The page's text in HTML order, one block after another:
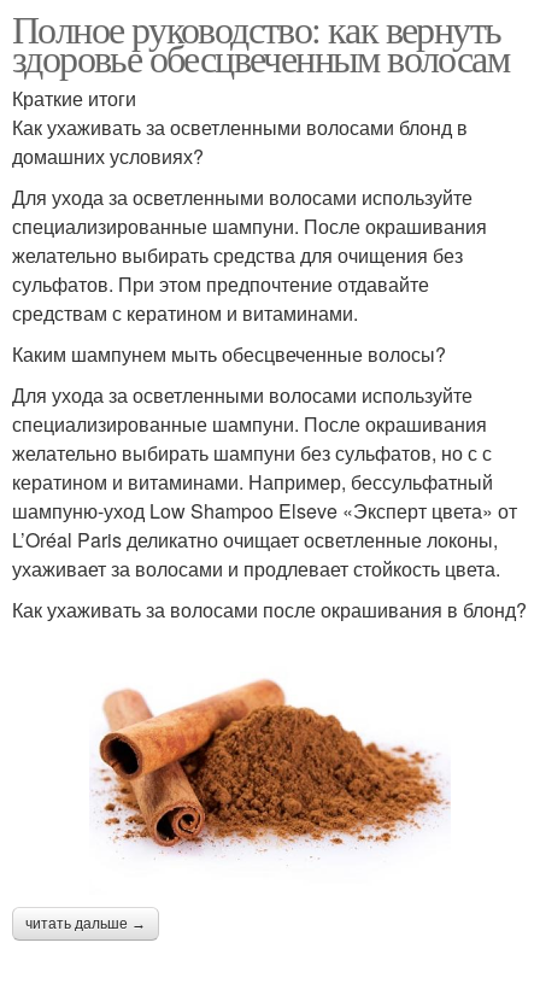
Полное руководство: как вернуть
здоровье обесцвеченным волосам
Краткие итоги
Как ухаживать за осветленными волосами блонд в
домашних условиях?
Для ухода за осветленными волосами используйте
специализированные шампуни. После окрашивания
желательно выбирать средства для очищения без
сульфатов. При этом предпочтение отдавайте
средствам с кератином и витаминами.
Каким шампунем мыть обесцвеченные волосы?
Для ухода за осветленными волосами используйте
специализированные шампуни. После окрашивания
желательно выбирать шампуни без сульфатов, но с с
кератином и витаминами. Например, бессульфатный
шампуню-уход Low Shampoo Elseve «Эксперт цвета» от
L’Oréal Paris деликатно очищает осветленные локоны,
ухаживает за волосами и продлевает стойкость цвета.
Как ухаживать за волосами после окрашивания в блонд?
читать дальше →